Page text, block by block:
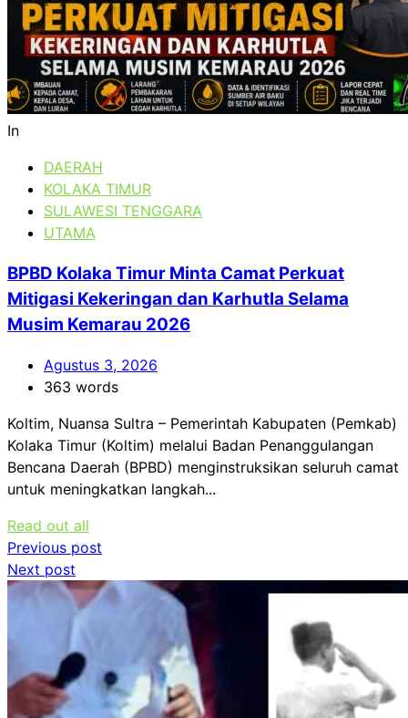
In
DAERAH
KOLAKA TIMUR
SULAWESI TENGGARA
UTAMA
BPBD Kolaka Timur Minta Camat Perkuat
Mitigasi Kekeringan dan Karhutla Selama
Musim Kemarau 2026
Agustus 3, 2026
363 words
Koltim, Nuansa Sultra – Pemerintah Kabupaten (Pemkab)
Kolaka Timur (Koltim) melalui Badan Penanggulangan
Bencana Daerah (BPBD) menginstruksikan seluruh camat
untuk meningkatkan langkah...
Read out all
Navigasi
pos
Previous post
Next post